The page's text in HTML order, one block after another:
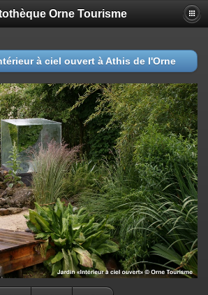
Orne Tourisme
à ciel ouvert à Athis de l'Orne